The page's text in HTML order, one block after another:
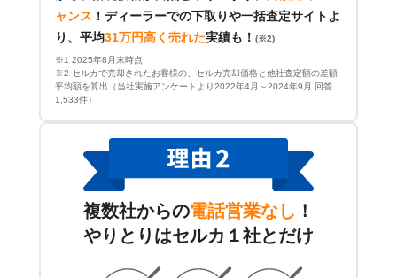
ャンス ！ ディーラーでの下取りや一括査定サイトよ
り、平均31万円高く売れた実績も！ (※2)
※1 2025年8月末時点
※2 セルカで売却されたお客様の、セルカ売却価格と他社査定額の差額
平均額を算出（当社実施アンケートより2022年4月～2024年9月 回答
1,533件）
複数社からの電話営業なし ！
やりとりはセルカ１社とだけ